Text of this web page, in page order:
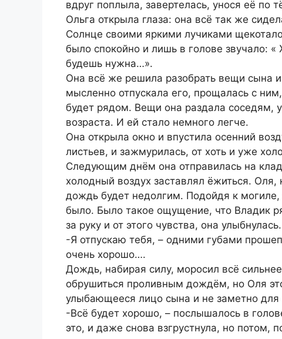
вдруг поплыла, завертелась, унося её по
Ольга открыла глаза: она всё так же
Солнце своими яркими лучиками
было спокойно и лишь в голове звучало:
будешь нужна…».
Она всё же решила разобрать вещи сына
мысленно отпускала его, прощалась с
будет рядом. Вещи она раздала соседям,
возраста. И ей стало немного легче.
Она открыла окно и впустила осенний
листьев, и зажмурилась, от хоть и уже
Следующим днём она отправилась на
холодный воздух заставлял ёжиться. Оля,
дождь будет недолгим. Подойдя к
было. Было такое ощущение, что Владик
за руку и от этого чувства, она улыбнулась.
-Я отпускаю тебя, – одними губами
очень хорошо….
Дождь, набирая силу, моросил всё
обрушиться проливным дождём, но Оля
улыбающееся лицо сына и не заметно для
-Всё будет хорошо, – послышалось в
это, и даже снова взгрустнула, но потом,